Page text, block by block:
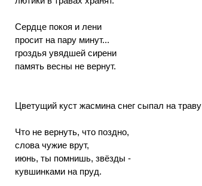
Сердце покоя и лени
просит на пару минут...
гроздья увядшей сирени
память весны не вернут.
Цветущий куст жасмина снег сыпал на траву
Что не вернуть, что поздно,
слова чужие врут,
июнь, ты помнишь, звёзды -
кувшинками на пруд.